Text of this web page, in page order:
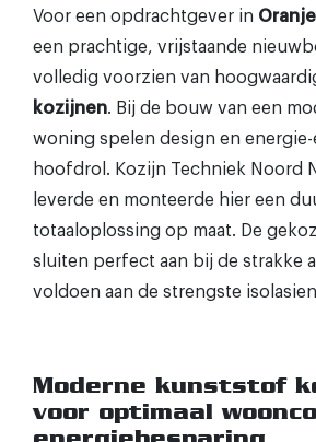
Voor een opdrachtgever in
een prachtige, vrijstaande
volledig voorzien van
kozijnen. Bij de bouw van een
woning spelen design en
hoofdrol. Kozijn Techniek Noord
leverde en monteerde hier een
totaaloplossing op maat. De
sluiten perfect aan bij de strakke
voldoen aan de strengste
Moderne kunststof
voor optimaal